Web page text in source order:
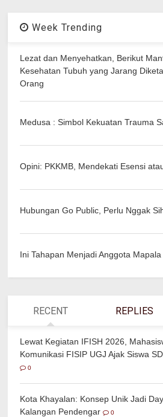
Week Trending
Lezat dan Menyehatkan, Berikut
Kesehatan Tubuh yang Jarang
Orang
Medusa : Simbol Kekuatan Trauma
Opini: PKKMB, Mendekati Esensi
Hubungan Go Public, Perlu Nggak
Ini Tahapan Menjadi Anggota
RECENT REPLIES
Lewat Kegiatan IFISH 2026,
Komunikasi FISIP UGJ Ajak Siswa
0
Kota Khayalan: Konsep Unik Jadi
Kalangan Pendengar
0